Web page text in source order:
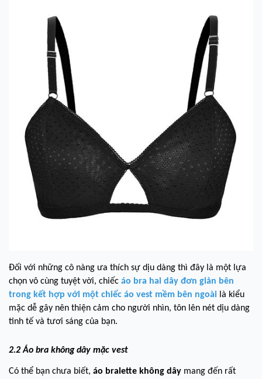
Đối với những cô nàng ưa thích sự dịu dàng thì đây là một lựa
chọn vô cùng tuyệt vời, chiếc áo bra hai dây đơn giản bên
trong kết hợp với một chiếc áo vest mềm bên ngoài là kiểu
mặc dễ gây nên thiện cảm cho người nhìn, tôn lên nét dịu dàng
tinh tế và tươi sáng của bạn.
2.2 Áo bra không dây mặc vest
Có thể bạn chưa biết, áo bralette không dây mang đến rất